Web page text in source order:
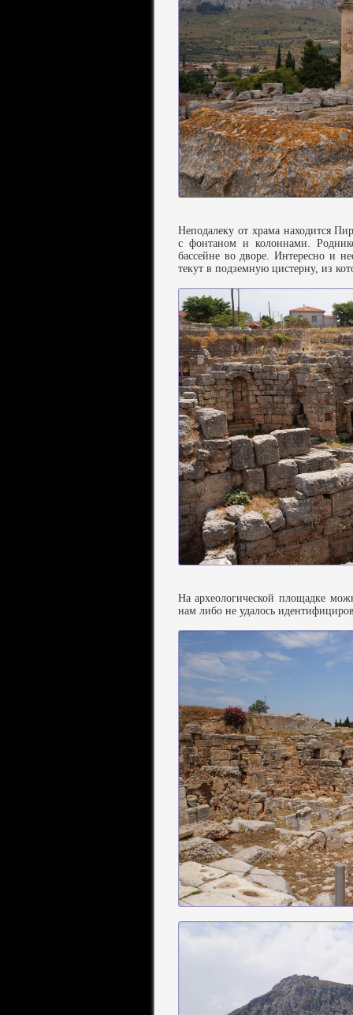
Неподалеку от храма находится
с фонтаном и колоннами.
бассейне во дворе. Интересно и
текут в подземную цистерну, из
На археологической площадке
нам либо не удалось